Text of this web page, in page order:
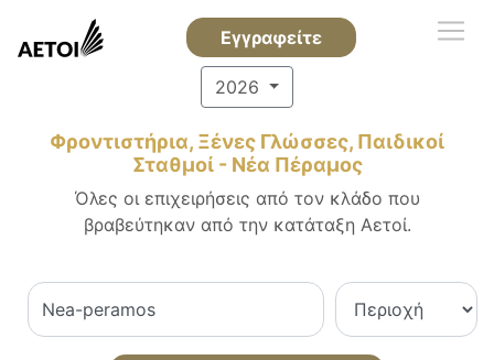
Εγγραφείτε
2026
Φροντιστήρια, Ξένες Γλώσσες, Παιδικοί
Σταθμοί - Νέα Πέραμος
Όλες οι επιχειρήσεις από τον κλάδο που
βραβεύτηκαν από την κατάταξη Αετοί.